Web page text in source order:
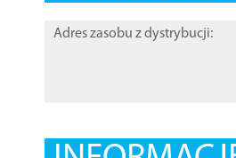
Adres zasobu z dystrybucji: